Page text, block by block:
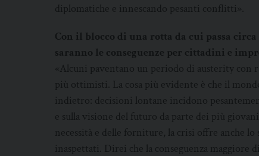
diplomatiche e innescando pesanti conflitti».
Con il blocco di una rotta da cui passa
saranno le conseguenze per cittadini e
«Alcuni paventano un periodo di austerity con
più ottimisti. La cosa più evidente è che il
indietro: decisioni lontane incidono
e sulla visione del futuro da parte dei più
necessità e delle forniture, la crisi offre anche
inaspettati. Direi che la conseguenza maggiore